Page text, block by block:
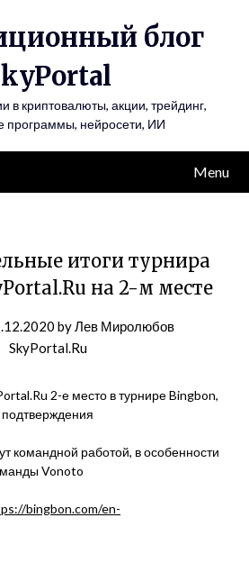
блог
в криптовалюты, акции, трейдинг,
программы, нейросети, ИИ
Menu
итоги турнира
на 2-м месте
byЛев Миролюбов
SkyPortal.Ru
2-е место в турнире Bingbon,
командной работой, в особенности
Vonoto
bingbon.com/en-